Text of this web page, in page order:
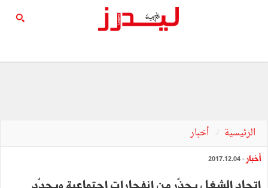
الرئيسية أخبار
أخبار - 2017.12.04